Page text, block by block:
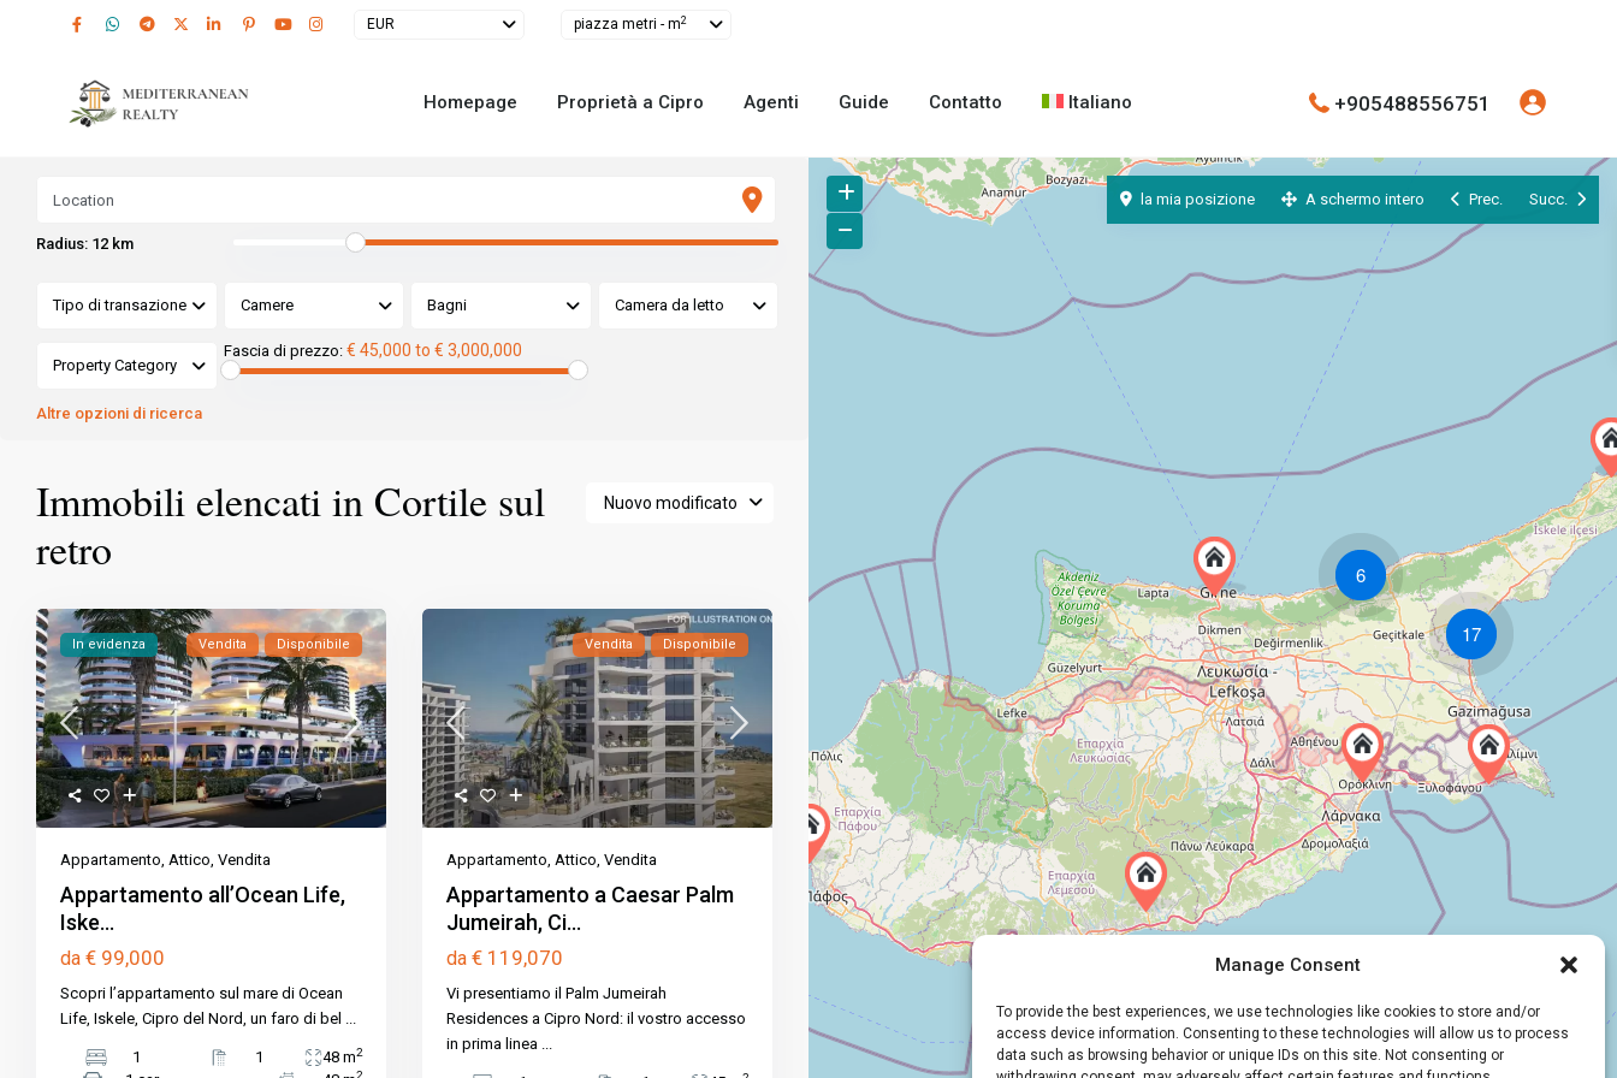
Manage Consent
To provide the best experiences, we use technologies like cookies to store and/or
access device information. Consenting to these technologies will allow us to process
data such as browsing behavior or unique IDs on this site. Not consenting or
EUR piazza metri - m2
Homepage Proprietà a Cipro Agenti Guide Contatto Italiano +905488556751
6
17
la mia posizione A schermo intero Prec. Succ.
Radius: 12 km
Tipo di transazione Camere Bagni Camera da letto
Property Category
Fascia di prezzo: € 45,000 to € 3,000,000
Altre opzioni di ricerca
Nuovo modificato
Immobili elencati in Cortile sul
retro
In evidenza Vendita Disponibile
Appartamento, Attico, Vendita
Appartamento all’Ocean Life,
Iske...
da € 99,000
Scopri l’appartamento sul mare di Ocean
Life, Iskele, Cipro del Nord, un faro di bel ...
1 1 48 m2
2
Vendita Disponibile
Appartamento Attico Vendita
Appartamento a Caesar Palm
Jumeirah, Ci...
da € 119,070
Vi presentiamo il Palm Jumeirah
Residences a Cipro Nord: il vostro accesso
in prima linea